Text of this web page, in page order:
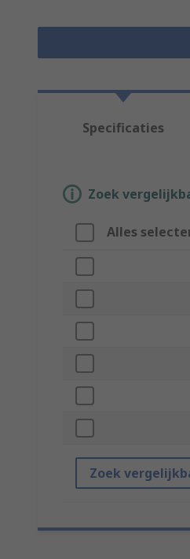
Specificaties
Zoek
Alles
Zoek